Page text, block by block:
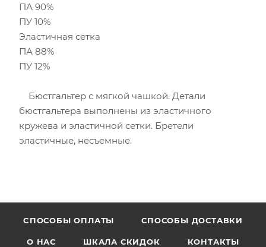
ПА 90%
ПУ 10%
Эластичная сетка
ПА 88%
ПУ 12%
Бюстгальтер с мягкой чашкой. Детали
бюстгальтера выполнены из эластичного
кружева и эластичной сетки. Бретели
эластичные, несъемные.
CПОСОБЫ ОПЛАТЫ СПОСОБЫ ДОСТАВКИ
О НАС ШКАЛА СКИДОК КОНТАКТЫ